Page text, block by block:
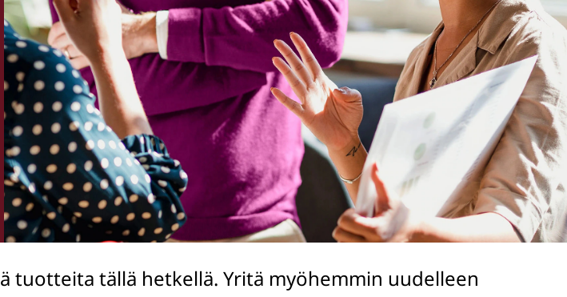
tuotteita tällä hetkellä. Yritä myöhemmin uudelleen